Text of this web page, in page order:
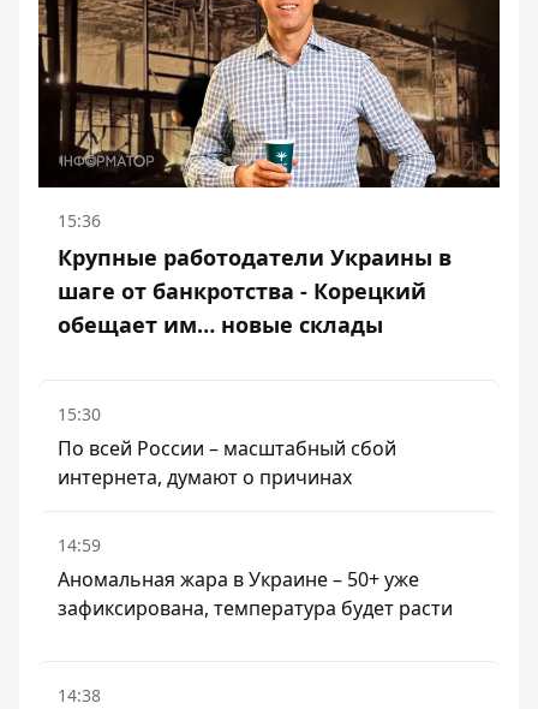
15:36
Крупные работодатели Украины в
шаге от банкротства - Корецкий
обещает им… новые склады
15:30
По всей России – масштабный сбой
интернета, думают о причинах
14:59
Аномальная жара в Украине – 50+ уже
зафиксирована, температура будет расти
14:38